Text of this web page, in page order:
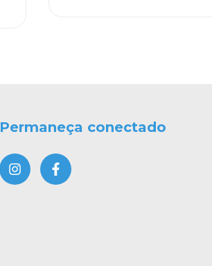
Permaneça conectado